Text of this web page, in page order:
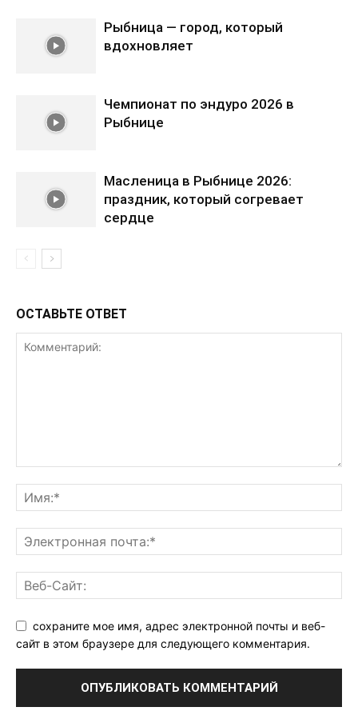
Рыбница — город, который
вдохновляет
Чемпионат по эндуро 2026 в
Рыбнице
Масленица в Рыбнице 2026:
праздник, который согревает
сердце
ОСТАВЬТЕ ОТВЕТ
сохраните мое имя, адрес электронной почты и веб-
сайт в этом браузере для следующего комментария.